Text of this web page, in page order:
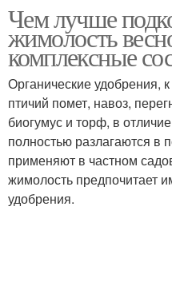
подкормки
Декоративная
жимолость
Аммоний для
жимолости
Чем лучше
жимолость
комплексные
Органические удобрения,
птичий помет, навоз,
биогумус и торф, в
полностью разлагаются в
применяют в частном
жимолость предпочитает
удобрения.